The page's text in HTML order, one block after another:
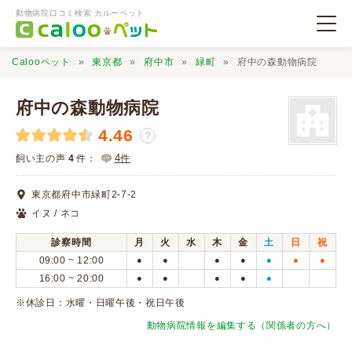
動物病院口コミ検索 カルーペット
動物病院検索
口コミ検索
Calooペットとは？
口コミ投稿
Calooペット 東京都 府中市 緑町 府中の森動物病院
府中の森動物病院
4.46 ？
飼い主の声 4 件： 4件
東京都府中市緑町2-7-2
イヌ / ネコ
診察時間 月 火 水 木 金 土 日
祝
09:00 ~ 12:00
● ● ● ● ● ● ●
16:00 ~ 20:00 ● ● ● ● ●
※休診日：水曜・日曜午後・祝日午後
動物病院情報を編集する（関係者の方へ）